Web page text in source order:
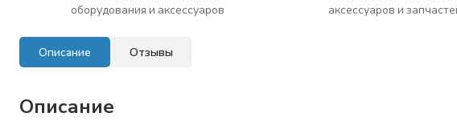
оборудования и аксессуаров
аксессуаров и
Описание Отзывы
Описание